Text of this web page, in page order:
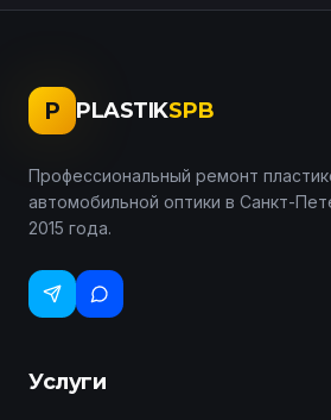
P PLASTIKSPB
Профессиональный ремонт
автомобильной оптики в Санкт-
2015 года.
Услуги